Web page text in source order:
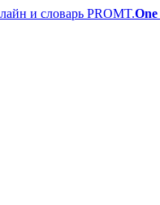
PROMT.One